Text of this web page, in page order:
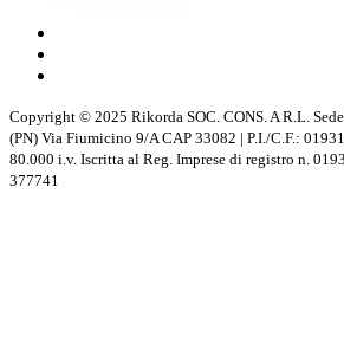
Copyright © 2025 Rikorda SOC. CONS. A R.L.
(PN) Via Fiumicino 9/A CAP 33082 | P.I./C.F.:
80.000 i.v. Iscritta al Reg. Imprese di registro n.
377741